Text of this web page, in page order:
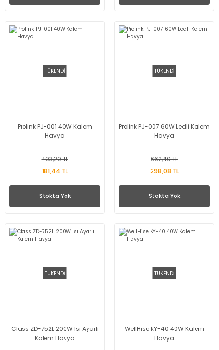
TÜKENDİ
Prolink PJ-001 40W Kalem
Havya
403,20 TL
181,44 TL
Stokta Yok
TÜKENDİ
Prolink PJ-007 60W Ledli Kalem
Havya
662,40 TL
298,08 TL
Stokta Yok
TÜKENDİ
Class ZD-752L 200W Isı Ayarlı
Kalem Havya
TÜKENDİ
WellHise KY-40 40W Kalem
Havya